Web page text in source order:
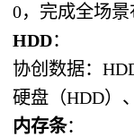
0，完成全场景
HDD：
协创数据：
硬盘（HDD）
内存条：